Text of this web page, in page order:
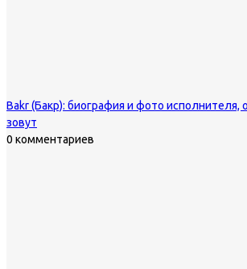
Bakr (Бакр): биография и фото исполнителя,
зовут
0 комментариев